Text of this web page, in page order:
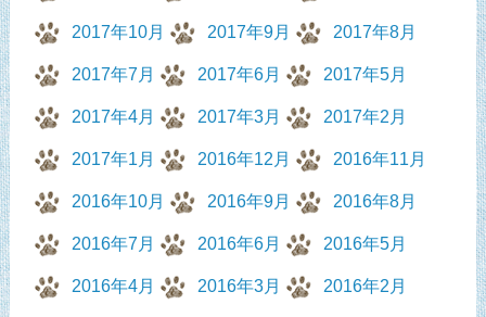
2017年10月 2017年9月 2017年8月
2017年7月 2017年6月 2017年5月
2017年4月 2017年3月 2017年2月
2017年1月 2016年12月 2016年11月
2016年10月 2016年9月 2016年8月
2016年7月 2016年6月 2016年5月
2016年4月 2016年3月 2016年2月